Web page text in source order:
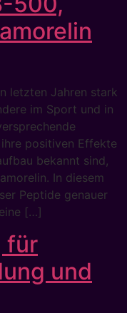
letzten Jahren stark
im Sport und in
positiven Effekte
bekannt sind,
In diesem
Peptide genauer
[…]
für
und